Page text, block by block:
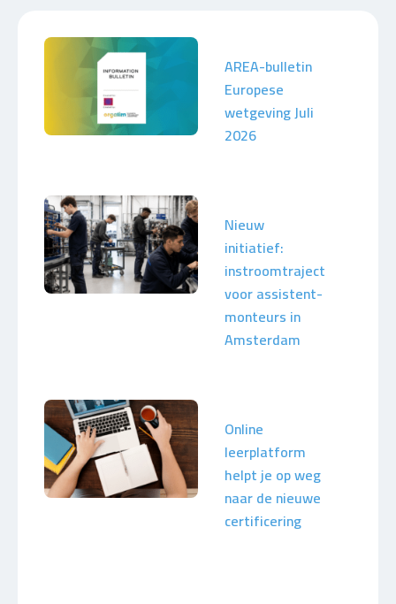
AREA-bulletin
Europese
wetgeving Juli
2026
Nieuw
initiatief:
instroomtraject
voor assistent-
monteurs in
Amsterdam
Online
leerplatform
helpt je op weg
naar de nieuwe
certificering